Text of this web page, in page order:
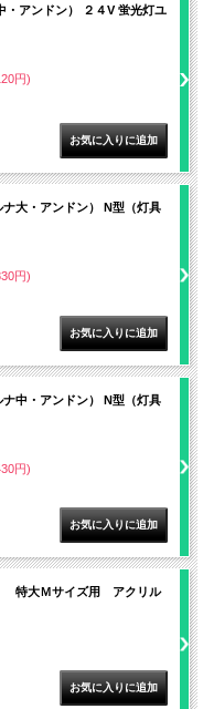
・アンドン） ２４V 蛍光灯ユ
円)
大・アンドン） N型（灯具
円)
中・アンドン） N型（灯具
円)
特大Ｍサイズ用 アクリル